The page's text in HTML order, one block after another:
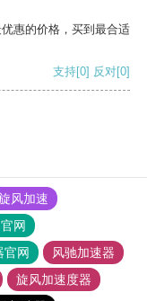
惠的价格，买到最合适
支持[0] 反对[0]
风加速
网
官网
风驰加速器
旋风加速度器